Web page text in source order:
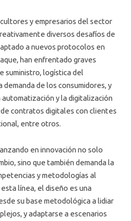
y empresarios del sector
diversos desafíos de
a nuevos protocolos en
han enfrentado graves
suministro, logística del
de los consumidores, y
y la digitalización
contratos digitales con clientes
entre otros.
en innovación no solo
sino que también demanda la
y metodologías al
línea, el diseño es una
su base metodológica a lidiar
y adaptarse a escenarios